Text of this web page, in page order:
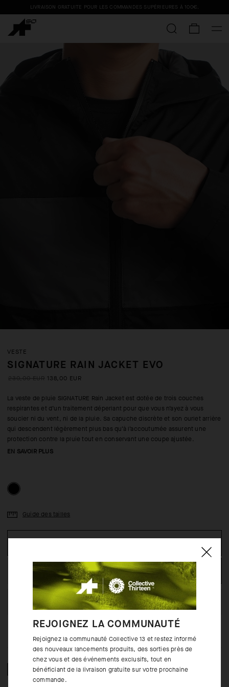
LIVRAISON GRATUITE POUR LES COMMANDES SUPÉRIEURES À 100€.
VESTE
SIGNATURE RAIN JACKET EVO
138,00 EUR
La veste de pluie SIGNATURE Rain Jacket est dotée de trois couches
respirantes et d’un traitement déperlant pour que vous n’ayez à vous
soucier ni du vent, ni de la pluie. Sa capuche discrète et son ourlet arrière
qui descendent légèrement plus bas qu’à l’accoutumée assurent une
protection contre la pluie tout en conservant une coupe ajustée.
EN SAVOIR PLUS
Guide des tailles
AJOUTER AU PANIER
TROUVEZ-LE EN MAGASIN
COMPOSITION
REJOIGNEZ LA COMMUNAUTÉ
Rejoignez la communauté Collective 13 et restez informé
des nouveaux lancements produits, des sorties près de
chez vous et des événements exclusifs, tout en
bénéficiant de la livraison gratuite sur votre prochaine
commande.